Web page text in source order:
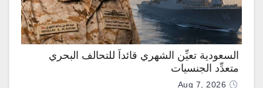
السعودية تعيِّن الشهري قائداً للتحالف البحري
متعدِّد الجنسيات
Aug 7, 2026